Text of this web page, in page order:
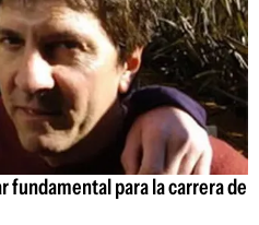
fundamental para la carrera de